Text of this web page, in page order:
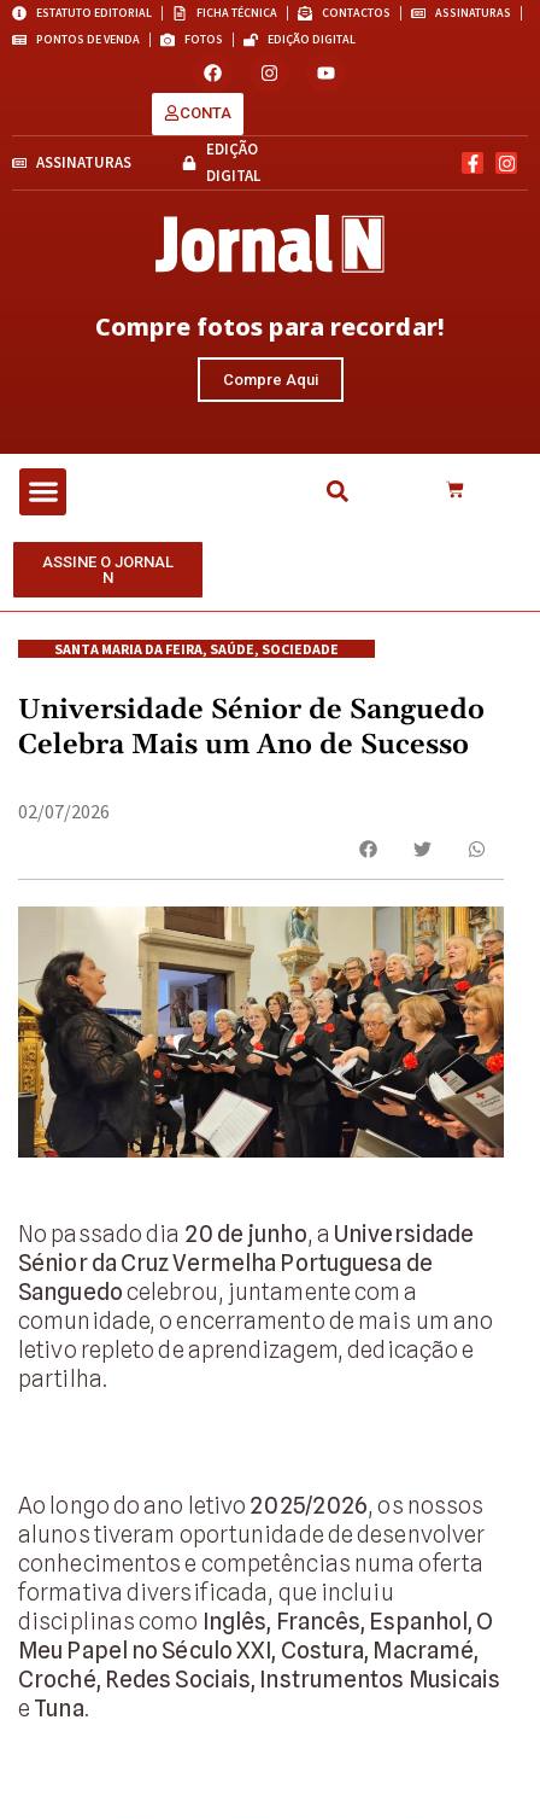
ESTATUTO EDITORIAL FICHA TÉCNICA CONTACTOS
ASSINATURAS
PONTOS DE VENDA
FOTOS EDIÇÃO DIGITAL
CONTA
ASSINATURAS
EDIÇÃO
DIGITAL
Compre fotos para recordar!
Compre Aqui
ASSINE O JORNAL
N
SANTA MARIA DA FEIRA, SAÚDE, SOCIEDADE
Universidade Sénior de Sanguedo
Celebra Mais um Ano de Sucesso
02/07/2026
No passado dia 20 de junho, a Universidade
Sénior da Cruz Vermelha Portuguesa de
Sanguedocelebrou, juntamente com a
comunidade, o encerramento de mais um ano
letivo repleto de aprendizagem, dedicação e
partilha.
Ao longo do ano letivo 2025/2026, os nossos
alunos tiveram oportunidade de desenvolver
conhecimentos e competências numa oferta
formativa diversificada, que incluiu
disciplinas como Inglês, Francês, Espanhol, O
Meu Papel no Século XXI, Costura, Macramé,
Croché, Redes Sociais, Instrumentos Musicais
e Tuna.